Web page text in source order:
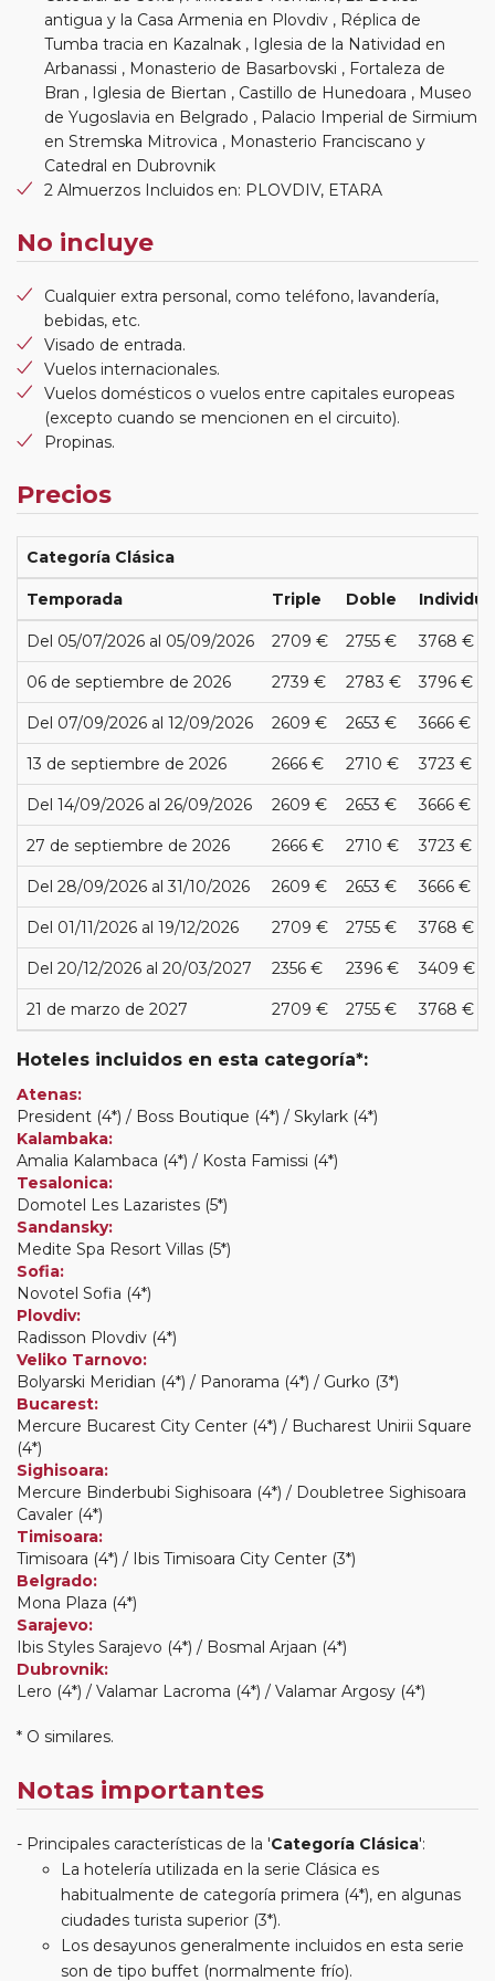
antigua y la Casa Armenia en Plovdiv , Réplica de
Tumba tracia en Kazalnak , Iglesia de la Natividad en
Arbanassi , Monasterio de Basarbovski , Fortaleza de
Bran , Iglesia de Biertan , Castillo de Hunedoara , Museo
de Yugoslavia en Belgrado , Palacio Imperial de Sirmium
en Stremska Mitrovica , Monasterio Franciscano y
Catedral en Dubrovnik
2 Almuerzos Incluidos en: PLOVDIV, ETARA
No incluye
Cualquier extra personal, como teléfono, lavandería,
bebidas, etc.
Visado de entrada.
Vuelos internacionales.
Vuelos domésticos o vuelos entre capitales europeas
(excepto cuando se mencionen en el circuito).
Propinas.
Precios
Categoría Clásica
Temporada Triple Doble
Del 05/07/2026 al 05/09/2026 2709 € 2755 € 3768 €
06 de septiembre de 2026 2739 € 2783 € 3796 €
Del 07/09/2026 al 12/09/2026 2609 € 2653 € 3666 €
13 de septiembre de 2026 2666 € 2710 € 3723 €
Del 14/09/2026 al 26/09/2026 2609 € 2653 € 3666 €
27 de septiembre de 2026 2666 € 2710 € 3723 €
Del 28/09/2026 al 31/10/2026 2609 € 2653 € 3666 €
Del 01/11/2026 al 19/12/2026 2709 € 2755 € 3768 €
Del 20/12/2026 al 20/03/2027 2356 € 2396 € 3409 €
21 de marzo de 2027 2709 € 2755 € 3768 €
Hoteles incluidos en esta categoría*:
Atenas:
President (4*) / Boss Boutique (4*) / Skylark (4*)
Kalambaka:
Amalia Kalambaca (4*) / Kosta Famissi (4*)
Tesalonica:
Domotel Les Lazaristes (5*)
Sandansky:
Medite Spa Resort Villas (5*)
Sofia:
Novotel Sofia (4*)
Plovdiv:
Radisson Plovdiv (4*)
Veliko Tarnovo:
Bolyarski Meridian (4*) / Panorama (4*) / Gurko (3*)
Bucarest:
Mercure Bucarest City Center (4*) / Bucharest Unirii Square
(4*)
Sighisoara:
Mercure Binderbubi Sighisoara (4*) / Doubletree Sighisoara
Cavaler (4*)
Timisoara:
Timisoara (4*) / Ibis Timisoara City Center (3*)
Belgrado:
Mona Plaza (4*)
Sarajevo:
Ibis Styles Sarajevo (4*) / Bosmal Arjaan (4*)
Dubrovnik:
Lero (4*) / Valamar Lacroma (4*) / Valamar Argosy (4*)
* O similares.
Notas importantes
Principales características de la 'Categoría Clásica':
La hotelería utilizada en la serie Clásica es
habitualmente de categoría primera (4*), en algunas
ciudades turista superior (3*).
Los desayunos generalmente incluidos en esta serie
son de tipo buffet (normalmente frío).